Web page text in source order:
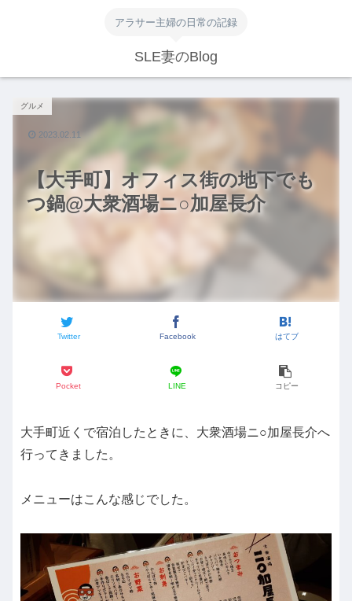
アラサー主婦の日常の記録
SLE妻のBlog
【大手町】オフィス街の地下でも
つ鍋@大衆酒場ニ○加屋長介
グルメ
Twitter Facebook はてブ
Pocket LINE コピー
2023.02.11
大手町近くで宿泊したときに、大衆酒場ニ○加屋長介へ
行ってきました。
メニューはこんな感じでした。